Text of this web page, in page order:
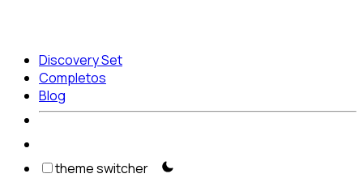
Discovery Set
Completos
Blog
theme switcher